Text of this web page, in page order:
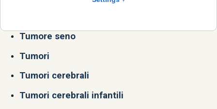
Tumore seno
Tumori
Tumori cerebrali
Tumori cerebrali infantili